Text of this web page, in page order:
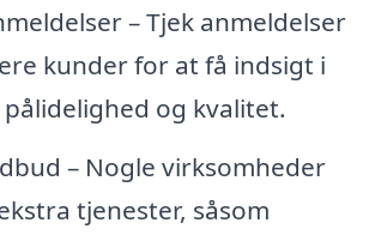
– Tjek anmeldelser
kunder for at få indsigt i
og kvalitet.
– Nogle virksomheder
tjenester, såsom